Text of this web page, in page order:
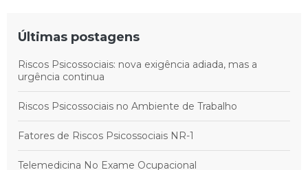
Últimas postagens
Riscos Psicossociais: nova exigência adiada, mas a
urgência continua
Riscos Psicossociais no Ambiente de Trabalho
Fatores de Riscos Psicossociais NR-1
Telemedicina No Exame Ocupacional